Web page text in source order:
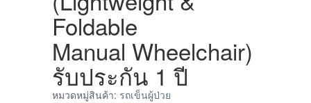
Foldable
Manual Wheelchair)
รับประกัน 1 ปี
หมวดหมู่สินค้า: รถเข็นผู้ป่วย